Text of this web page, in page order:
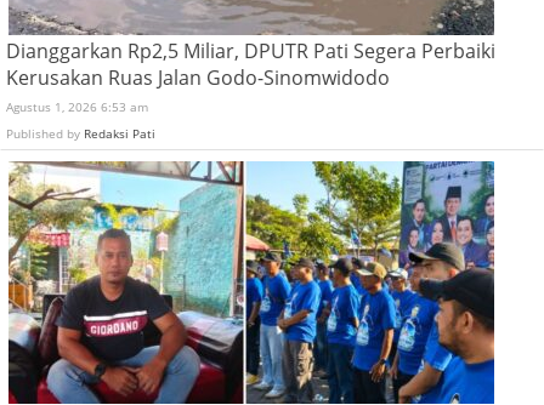
Dianggarkan Rp2,5 Miliar, DPUTR Pati Segera Perbaiki
Kerusakan Ruas Jalan Godo-Sinomwidodo
Agustus 1, 2026 6:53 am
Published by Redaksi Pati